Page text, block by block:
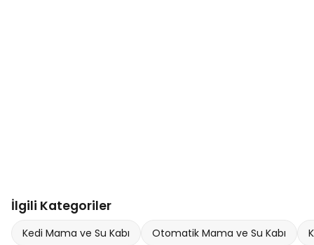
İlgili Kategoriler
Kedi Mama ve Su Kabı Otomatik Mama ve Su Kabı